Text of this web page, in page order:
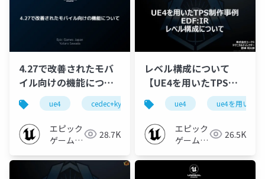
4.27で改善されたモバ
イル向けの機能につい
て【CEDEC+KYUSHU
2021 ONLINE】
ue4 cedec+kyushu 2021 online ue-mobile
エピック
ゲームズ
28.7K
レベル構成について
【UE4を用いたTPS制
作事例 EDF:IR 2019】
ue4 ue4を用いた
エピック
ゲームズ
26.5K